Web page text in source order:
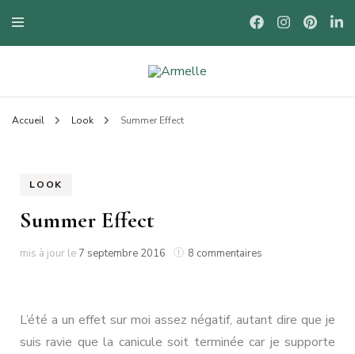
Armelle
Blog mode à Nantes, lifestyle, beauté et bons plans.
Accueil Look Summer Effect
LOOK
Summer Effect
mis à jour le 7 septembre 2016 8 commentaires
L’été a un effet sur moi assez négatif, autant dire que je
suis ravie que la canicule soit terminée car je supporte